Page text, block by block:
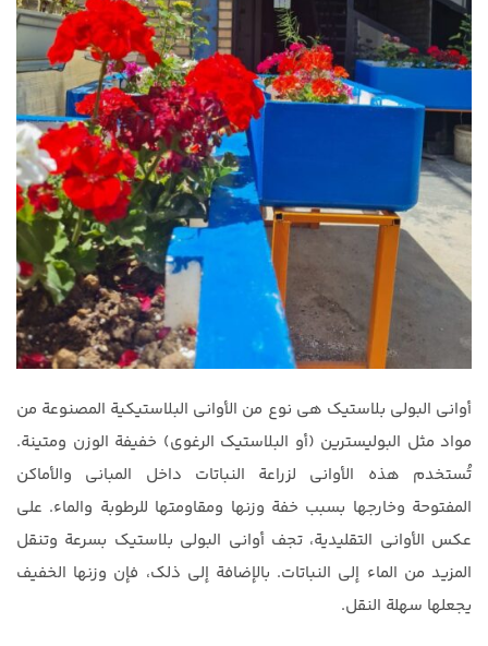
أواني البولي بلاستيك هي نوع من الأواني البلاستيكية المصنوعة من
مواد مثل البوليسترين (أو البلاستيك الرغوي) خفيفة الوزن ومتينة.
تُستخدم هذه الأواني لزراعة النباتات داخل المباني والأماكن
المفتوحة وخارجها بسبب خفة وزنها ومقاومتها للرطوبة والماء. على
عكس الأواني التقليدية، تجف أواني البولي بلاستيك بسرعة وتنقل
المزيد من الماء إلى النباتات. بالإضافة إلى ذلك، فإن وزنها الخفيف
يجعلها سهلة النقل.